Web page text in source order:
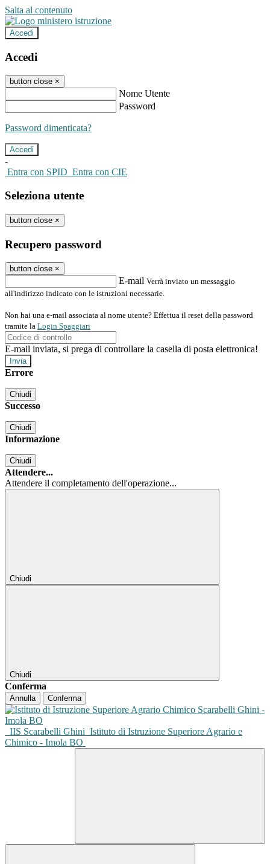
Salta al contenuto
Accedi
Accedi
button close ×
Nome Utente
Password
Password dimenticata?
-
Entra con SPID Entra con CIE
Seleziona utente
button close ×
Recupero password
button close ×
E-mail Verrà inviato un messaggio
all'indirizzo indicato con le istruzioni necessarie.
Non hai una e-mail associata al nome utente? Effettua il reset della password
tramite la Login Spaggiari
E-mail inviata, si prega di controllare la casella di posta elettronica!
Errore
Chiudi
Successo
Chiudi
Informazione
Chiudi
Attendere...
Attendere il completamento dell'operazione...
Chiudi
Chiudi
Conferma
Annulla Conferma
IIS Scarabelli Ghini Istituto di Istruzione Superiore Agrario e
Chimico - Imola BO